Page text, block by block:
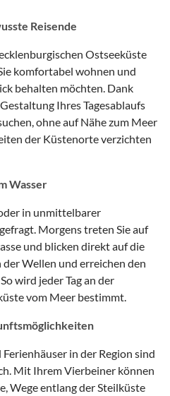
Reisende
Ostseeküste
komfortabel wohnen und
behalten möchten. Dank
Ihres Tagesablaufs
ohne auf Nähe zum Meer
der Küstenorte verzichten
Wasser
in unmittelbarer
Morgens treten Sie auf
und blicken direkt auf die
der Wellen und erreichen den
wird jeder Tag an der
vom Meer bestimmt.
in der Region sind
Mit Ihrem Vierbeiner können
Wege entlang der Steilküste